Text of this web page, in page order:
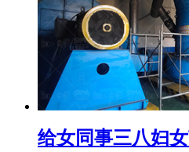
给女同事三八妇